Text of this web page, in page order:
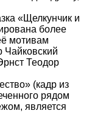
«Щелкунчик и
более
мотивам
Чайковский
Теодор
(кадр из
рядом
является